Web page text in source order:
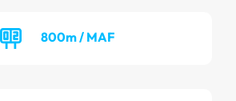
800m / MAF